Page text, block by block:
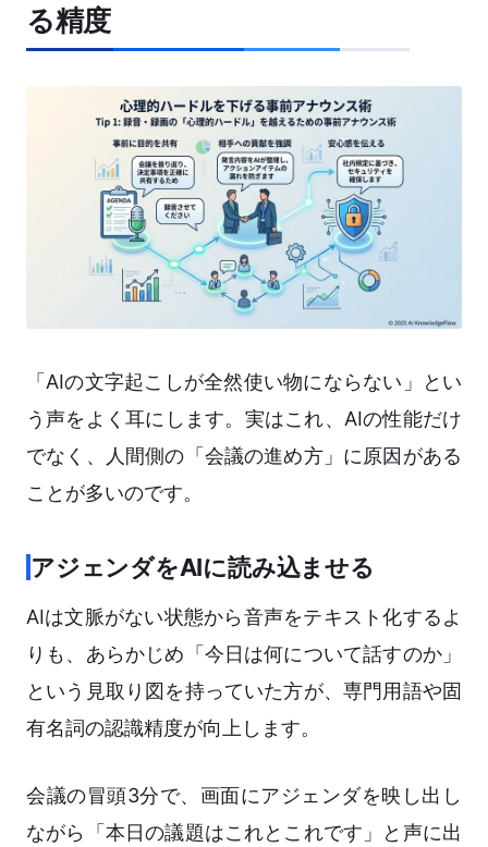
る精度
「AIの文字起こしが全然使い物にならない」とい
う声をよく耳にします。実はこれ、AIの性能だけ
でなく、人間側の「会議の進め方」に原因がある
ことが多いのです。
アジェンダをAIに読み込ませる
AIは文脈がない状態から音声をテキスト化するよ
りも、あらかじめ「今日は何について話すのか」
という見取り図を持っていた方が、専門用語や固
有名詞の認識精度が向上します。
会議の冒頭3分で、画面にアジェンダを映し出し
ながら「本日の議題はこれとこれです」と声に出